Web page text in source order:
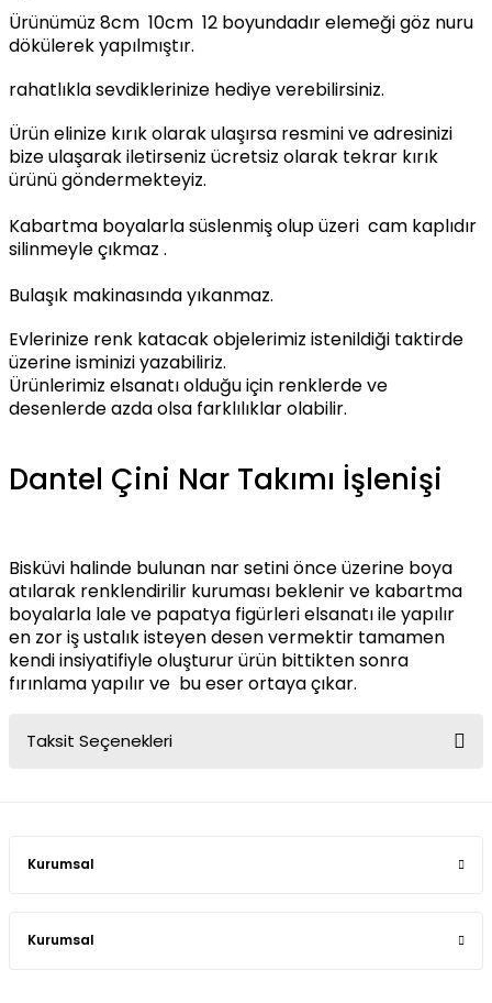
Ürünümüz 8cm 10cm 12 boyundadır elemeği göz nuru
dökülerek yapılmıştır.
rahatlıkla sevdiklerinize hediye verebilirsiniz.
Ürün elinize kırık olarak ulaşırsa resmini ve adresinizi
bize ulaşarak iletirseniz ücretsiz olarak tekrar kırık
ürünü göndermekteyiz.
Kabartma boyalarla süslenmiş olup üzeri cam kaplıdır
silinmeyle çıkmaz .
Bulaşık makinasında yıkanmaz.
Evlerinize renk katacak objelerimiz istenildiği taktirde
üzerine isminizi yazabiliriz.
Ürünlerimiz elsanatı olduğu için renklerde ve
desenlerde azda olsa farklılıklar olabilir.
Dantel Çini Nar Takımı İşlenişi
Bisküvi halinde bulunan nar setini önce üzerine boya
atılarak renklendirilir kuruması beklenir ve kabartma
boyalarla lale ve papatya figürleri elsanatı ile yapılır
en zor iş ustalık isteyen desen vermektir tamamen
kendi insiyatifiyle oluşturur ürün bittikten sonra
fırınlama yapılır ve bu eser ortaya çıkar.
Taksit Seçenekleri
Kurumsal
Kurumsal